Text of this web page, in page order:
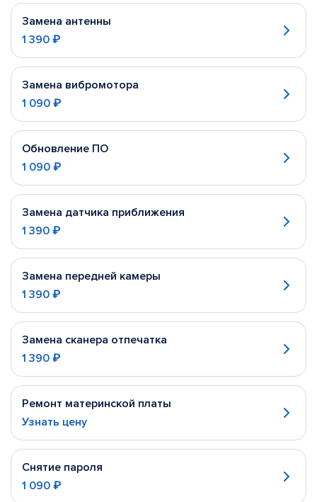
Замена антенны
1 390 ₽
Замена вибромотора
1 090 ₽
Обновление ПО
1 090 ₽
Замена датчика приближения
1 390 ₽
Замена передней камеры
1 390 ₽
Замена сканера отпечатка
1 390 ₽
Ремонт материнской платы
Узнать цену
Снятие пароля
1 090 ₽